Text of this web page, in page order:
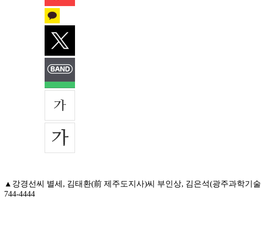
▲강경선씨 별세, 김태환(前 제주도지사)씨 부인상, 김은석(광주과학기
744-4444